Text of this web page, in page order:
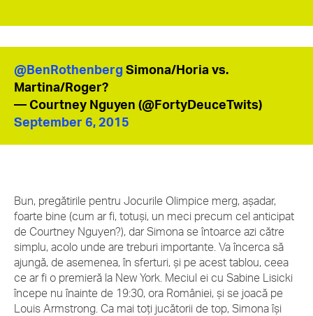
@BenRothenberg Simona/Horia vs.
Martina/Roger?
— Courtney Nguyen (@FortyDeuceTwits)
September 6, 2015
Bun, pregătirile pentru Jocurile Olimpice merg, așadar,
foarte bine (cum ar fi, totuși, un meci precum cel anticipat
de Courtney Nguyen?), dar Simona se întoarce azi către
simplu, acolo unde are treburi importante. Va încerca să
ajungă, de asemenea, în sferturi, și pe acest tablou, ceea
ce ar fi o premieră la New York. Meciul ei cu Sabine Lisicki
începe nu înainte de 19:30, ora României, și se joacă pe
Louis Armstrong. Ca mai toți jucătorii de top, Simona își